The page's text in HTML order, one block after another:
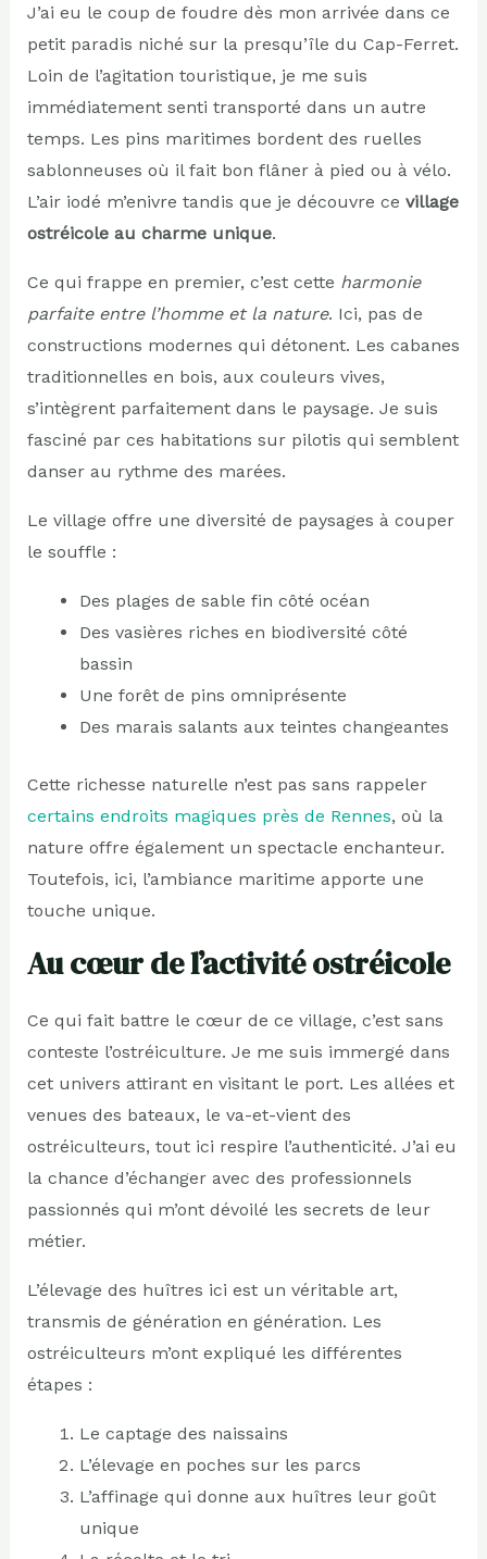
J’ai eu le coup de foudre dès mon arrivée dans ce
petit paradis niché sur la presqu’île du Cap-Ferret.
Loin de l’agitation touristique, je me suis
immédiatement senti transporté dans un autre
temps. Les pins maritimes bordent des ruelles
sablonneuses où il fait bon flâner à pied ou à vélo.
L’air iodé m’enivre tandis que je découvre ce village
ostréicole au charme unique.
Ce qui frappe en premier, c’est cette harmonie
parfaite entre l’homme et la nature. Ici, pas de
constructions modernes qui détonent. Les cabanes
traditionnelles en bois, aux couleurs vives,
s’intègrent parfaitement dans le paysage. Je suis
fasciné par ces habitations sur pilotis qui semblent
danser au rythme des marées.
Le village offre une diversité de paysages à couper
le souffle :
Des plages de sable fin côté océan
Des vasières riches en biodiversité côté
bassin
Une forêt de pins omniprésente
Des marais salants aux teintes changeantes
Cette richesse naturelle n’est pas sans rappeler
certains endroits magiques près de Rennes, où la
nature offre également un spectacle enchanteur.
Toutefois, ici, l’ambiance maritime apporte une
touche unique.
Au cœur de l’activité ostréicole
Ce qui fait battre le cœur de ce village, c’est sans
conteste l’ostréiculture. Je me suis immergé dans
cet univers attirant en visitant le port. Les allées et
venues des bateaux, le va-et-vient des
ostréiculteurs, tout ici respire l’authenticité. J’ai eu
la chance d’échanger avec des professionnels
passionnés qui m’ont dévoilé les secrets de leur
métier.
L’élevage des huîtres ici est un véritable art,
transmis de génération en génération. Les
ostréiculteurs m’ont expliqué les différentes
étapes :
Le captage des naissains
L’élevage en poches sur les parcs
L’affinage qui donne aux huîtres leur goût
unique